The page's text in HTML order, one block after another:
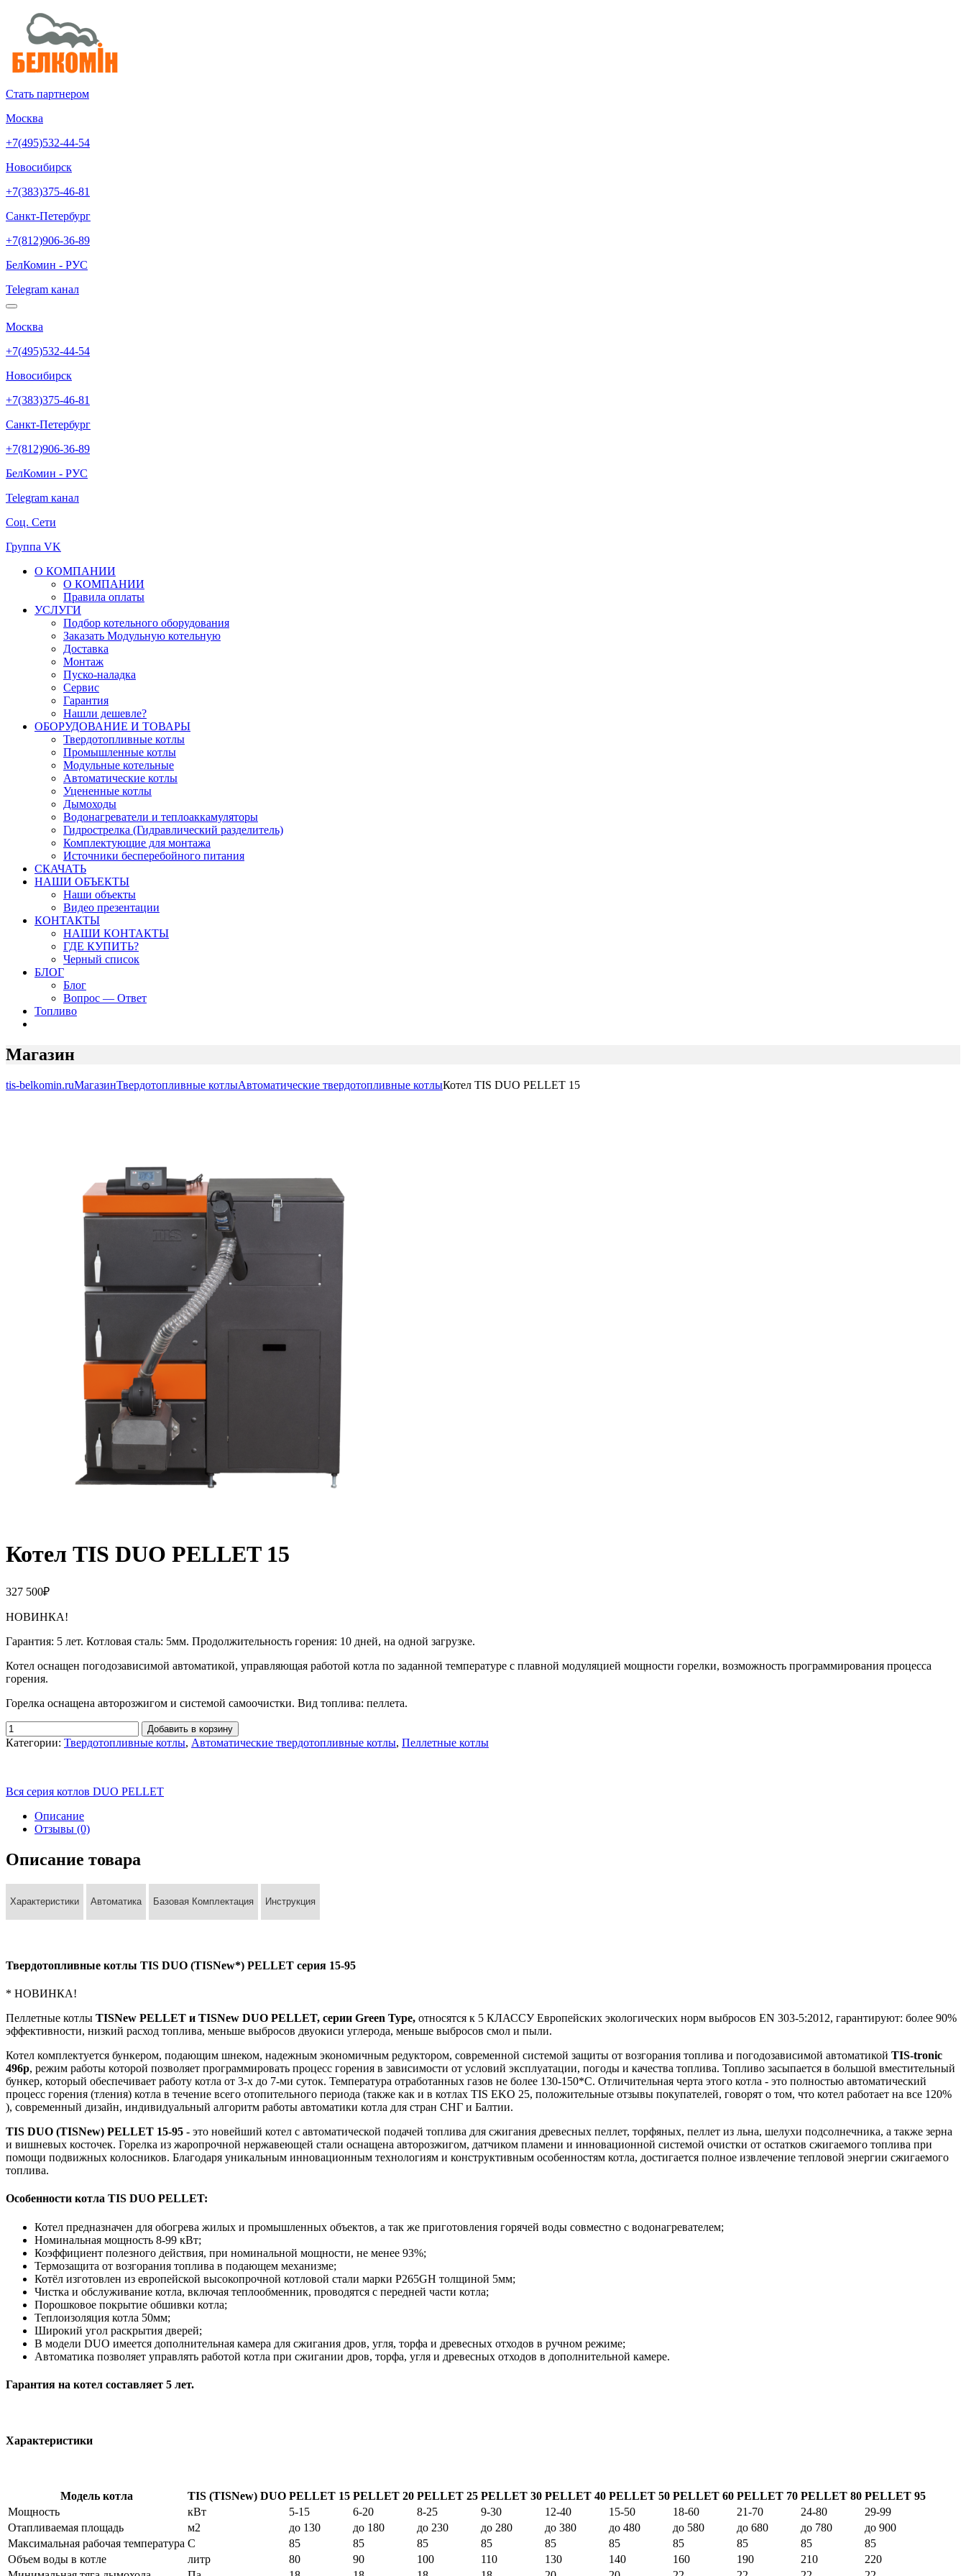
Стать партнером
Москва
+7(495)532-44-54
Новосибирск
+7(383)375-46-81
Санкт-Петербург
+7(812)906-36-89
БелКомин - РУС
Telegram канал
Москва
+7(495)532-44-54
Новосибирск
+7(383)375-46-81
Санкт-Петербург
+7(812)906-36-89
БелКомин - РУС
Telegram канал
Соц. Сети
Группа VK
О КОМПАНИИ
О КОМПАНИИ
Правила оплаты
УСЛУГИ
Подбор котельного оборудования
Заказать Модульную котельную
Доставка
Монтаж
Пуско-наладка
Сервис
Гарантия
Нашли дешевле?
ОБОРУДОВАНИЕ И ТОВАРЫ
Твердотопливные котлы
Промышленные котлы
Модульные котельные
Автоматические котлы
Уцененные котлы
Дымоходы
Водонагреватели и теплоаккамуляторы
Гидрострелка (Гидравлический разделитель)
Комплектующие для монтажа
Источники бесперебойного питания
СКАЧАТЬ
НАШИ ОБЪЕКТЫ
Наши объекты
Видео презентации
КОНТАКТЫ
НАШИ КОНТАКТЫ
ГДЕ КУПИТЬ?
Черный список
БЛОГ
Блог
Вопрос — Ответ
Топливо
Магазин
tis-belkomin.ruМагазинТвердотопливные котлыАвтоматические твердотопливные котлыКотел TIS DUO PELLET 15
Котел TIS DUO PELLET 15
327 500₽
НОВИНКА!
Гарантия: 5 лет. Котловая сталь: 5мм. Продолжительность горения: 10 дней, на одной загрузке.
Котел оснащен погодозависимой автоматикой, управляющая работой котла по заданной температуре с плавной модуляцией мощности горелки, возможность программирования процесса
горения.
Горелка оснащена авторозжигом и системой самоочистки. Вид топлива: пеллета.
Добавить в корзину
Категории: Твердотопливные котлы, Автоматические твердотопливные котлы, Пеллетные котлы
Вся серия котлов DUO PELLET
Описание
Отзывы (0)
Описание товара
Характеристики Автоматика Базовая Комплектация Инструкция
Твердотопливные котлы TIS DUO (TISNew*) PELLET серия 15-95
* НОВИНКА!
Пеллетные котлы TISNew PELLET и TISNew DUO PELLET, серии Green Type, относятся к 5 КЛАССУ Европейских экологических норм выбросов EN 303-5:2012, гарантируют: более 90%
эффективности, низкий расход топлива, меньше выбросов двуокиси углерода, меньше выбросов смол и пыли.
Котел комплектуется бункером, подающим шнеком, надежным экономичным редуктором, современной системой защиты от возгорания топлива и погодозависимой автоматикой TIS-tronic
496p, режим работы которой позволяет программировать процесс горения в зависимости от условий эксплуатации, погоды и качества топлива. Топливо засыпается в большой вместительный
бункер, который обеспечивает работу котла от 3-х до 7-ми суток. Температура отработанных газов не более 130-150*С. Отличительная черта этого котла - это полностью автоматический
процесс горения (тления) котла в течение всего отопительного периода (также как и в котлах TIS EKO 25, положительные отзывы покупателей, говорят о том, что котел работает на все 120%
), современный дизайн, индивидуальный алгоритм работы автоматики котла для стран СНГ и Балтии.
TIS DUO (TISNew) PELLET 15-95 - это новейший котел с автоматической подачей топлива для сжигания древесных пеллет, торфяных, пеллет из льна, шелухи подсолнечника, а также зерна
и вишневых косточек. Горелка из жаропрочной нержавеющей стали оснащена авторозжигом, датчиком пламени и инновационной системой очистки от остатков сжигаемого топлива при
помощи подвижных колосников. Благодаря уникальным инновационным технологиям и конструктивным особенностям котла, достигается полное извлечение тепловой энергии сжигаемого
топлива.
Особенности котла TIS DUO PELLET:
Котел предназначен для обогрева жилых и промышленных объектов, а так же приготовления горячей воды совместно с водонагревателем;
Номинальная мощность 8-99 кВт;
Коэффициент полезного действия, при номинальной мощности, не менее 93%;
Термозащита от возгорания топлива в подающем механизме;
Котёл изготовлен из европейской высокопрочной котловой стали марки P265GH толщиной 5мм;
Чистка и обслуживание котла, включая теплообменник, проводятся с передней части котла;
Порошковое покрытие обшивки котла;
Теплоизоляция котла 50мм;
Широкий угол раскрытия дверей;
В модели DUO имеется дополнительная камера для сжигания дров, угля, торфа и древесных отходов в ручном режиме;
Автоматика позволяет управлять работой котла при сжигании дров, торфа, угля и древесных отходов в дополнительной камере.
Гарантия на котел составляет 5 лет.
Характеристики
Модель котла TIS (TISNew) DUO PELLET 15 PELLET 20 PELLET 25 PELLET 30 PELLET 40 PELLET 50 PELLET 60 PELLET 70 PELLET 80 PELLET 95
Мощность
кВт 5-15 6-20 8-25 9-30 12-40 15-50 18-60 21-70 24-80
29-99
Отапливаемая площадь
м2 до 130 до 180 до 230 до 280 до 380 до 480 до 580 до 680 до 780
до 900
Максимальная рабочая температура С 85 85 85 85 85 85 85 85 85
85
Объем воды в котле
литр 80 90 100 110 130 140 160 190 210
220